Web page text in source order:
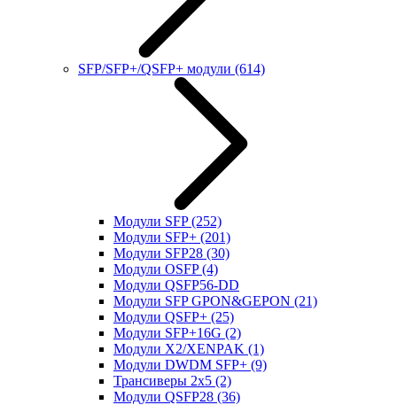
SFP/SFP+/QSFP+ модули (614)
Модули SFP(252)
Модули SFP+ (201)
Модули SFP28 (30)
Модули OSFP(4)
Модули QSFP56-DD
Модули SFP GPON&GEPON (21)
Модули QSFP+ (25)
Модули SFP+16G (2)
Модули X2/XENPAK (1)
Модули DWDM SFP+ (9)
Трансиверы 2x5 (2)
Модули QSFP28 (36)